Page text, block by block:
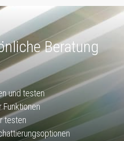
Beratung
und testen
Funktionen
testen